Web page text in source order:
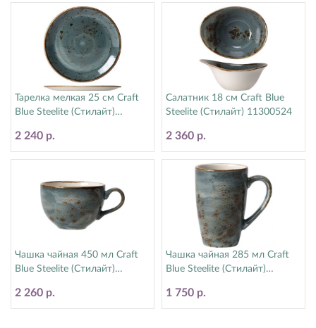
Тарелка мелкая 25 см Craft
Blue Steelite (Стилайт)
2 240 р.
Салатник 18 см Craft Blue
Steelite (Стилайт) 11300524
2 360 р.
Чашка чайная 450 мл Craft
Blue Steelite (Стилайт)
2 260 р.
Чашка чайная 285 мл Craft
Blue Steelite (Стилайт)
1 750 р.